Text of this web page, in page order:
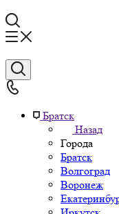
Братск
Назад
Города
Братск
Волгоград
Воронеж